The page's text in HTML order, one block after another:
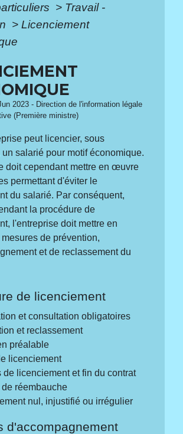
> Travail -
> Licenciement
2023 - Direction de l'information légale
(Première ministre)
peut licencier, sous
salarié pour motif économique.
doit cependant mettre en œuvre
permettant d'éviter le
du salarié. Par conséquent,
la procédure de
l'entreprise doit mettre en
de prévention,
et de reclassement du
de licenciement
et consultation obligatoires
et reclassement
préalable
licenciement
de licenciement et fin du contrat
de réembauche
nul, injustifié ou irrégulier
d'accompagnement